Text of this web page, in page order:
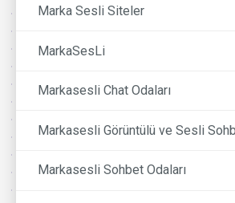
Marka Sesli Siteler
MarkaSesLi
Markasesli Chat Odaları
Markasesli Görüntülü ve Sesli
Markasesli Sohbet Odaları